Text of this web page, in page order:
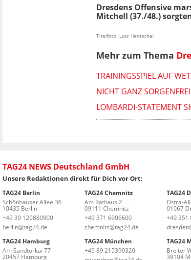
Dresdens Offensive
Mitchell (37./48.)
Titelfoto: Lutz Hentschel
Mehr zum Thema
TRAININGSSPIEL AUF
NICHT GANZ
LOMBARDI-STATEMENT
TAG24 NEWS Deutschland GmbH
Unsere Redaktionen direkt für Dich vor Ort:
TAG24 Berlin
Schönhauser Allee 36
10435 Berlin
+49 30 120880900
berlin@tag24.de
TAG24 Chemnitz
Am Rathaus 2
09111 Chemnitz
+49 371 6906600
chemnitz@tag24.de
TAG24
Ostra-
01067
+49 351
TAG24 Hamburg
Am Sandtorkai 77
20457 Hamburg
TAG24 München
+49 89 215390320
TAG24
Breiter
39104